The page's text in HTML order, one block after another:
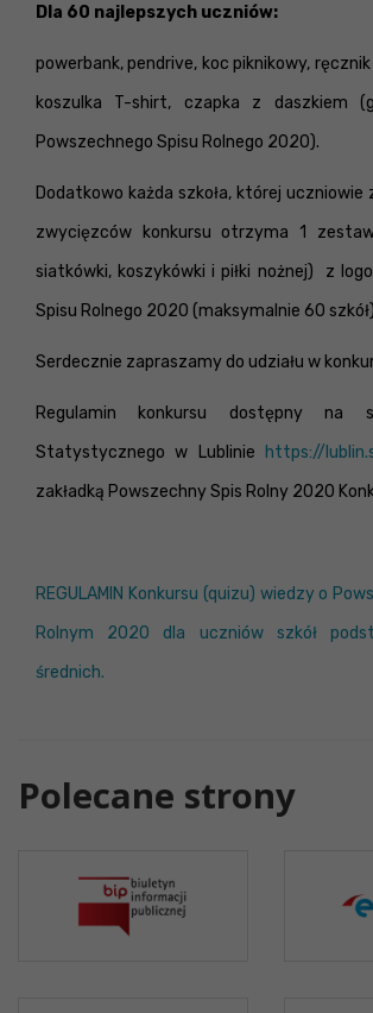
Dla 60 najlepszych uczniów:
powerbank, pendrive, koc piknikowy,
koszulka T-shirt, czapka z daszkiem
Powszechnego Spisu Rolnego 2020).
Dodatkowo każda szkoła, której uczniowie
zwycięzców konkursu otrzyma 1
siatkówki, koszykówki i piłki nożnej) z
Spisu Rolnego 2020 (maksymalnie 60
Serdecznie zapraszamy do udziału w
Regulamin konkursu dostępny na
Statystycznego w Lublinie
https://
zakładką Powszechny Spis Rolny 2020
REGULAMIN Konkursu (quizu) wiedzy o
Rolnym 2020 dla uczniów szkół
średnich.
Polecane strony